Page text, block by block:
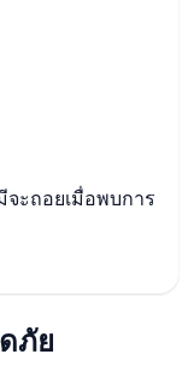
ะถอยเมื่อพบการ
ภัย